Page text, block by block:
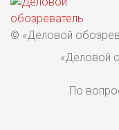
© «Деловой
«Деловой
По